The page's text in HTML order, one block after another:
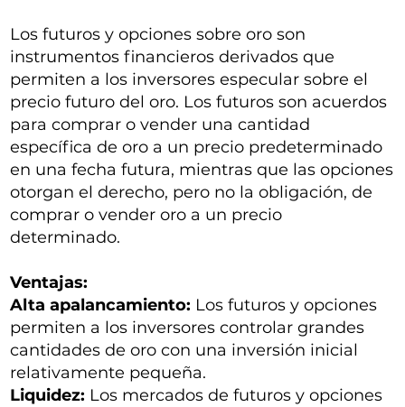
Los futuros y opciones sobre oro son
instrumentos financieros derivados que
permiten a los inversores especular sobre el
precio futuro del oro. Los futuros son acuerdos
para comprar o vender una cantidad
específica de oro a un precio predeterminado
en una fecha futura, mientras que las opciones
otorgan el derecho, pero no la obligación, de
comprar o vender oro a un precio
determinado.
Ventajas:
Alta apalancamiento: Los futuros y opciones
permiten a los inversores controlar grandes
cantidades de oro con una inversión inicial
relativamente pequeña.
Liquidez: Los mercados de futuros y opciones